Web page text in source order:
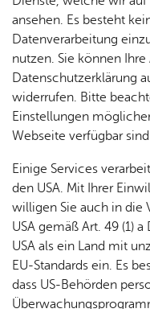
ger­
ser­vice
Rat­
häu­ser
& Orts­
ver­
wal­
Ämter
A–Z
Diens
t­leis­
tun­gen
A–Z
For­
Vi­de­os
& Bil­
der
Me­di­
en­in­
for­ma­
tio­nen
fent­li­
che
Be­
kannt­
ma­
chun­
Ge­wer­be
Even­tu­ell ste­hen in der
re For­mu­la­re oder
Zur Über­sicht
ansehen. Es besteht
Datenverarbeitung
nutzen. Sie können
Datenschutzerklärung
widerrufen. Bitte
Einstellungen
Webseite verfügbar
Einige Services
den USA. Mit Ihrer
willigen Sie auch in die
USA gemäß Art. 49 (1)
USA als ein Land mit
EU-Standards ein. Es
dass US-Behörden